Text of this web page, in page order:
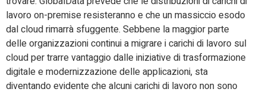
lavoro on-premise resisteranno e che un massiccio esodo
dal cloud rimarrà sfuggente. Sebbene la maggior parte
delle organizzazioni continui a migrare i carichi di lavoro sul
cloud per trarre vantaggio dalle iniziative di trasformazione
digitale e modernizzazione delle applicazioni, sta
diventando evidente che alcuni carichi di lavoro non sono